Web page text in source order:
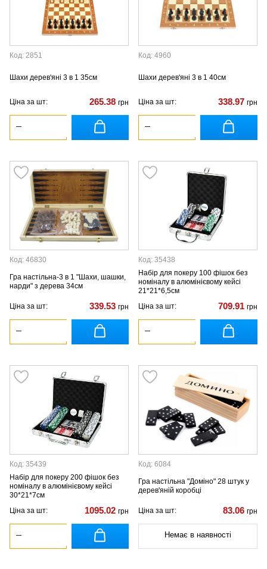
Код: 2851
Шахи дерев'яні 3 в 1 35см
Ціна за шт: 265.38 грн
Код: 4960
Шахи дерев'яні 3 в 1 40см
Ціна за шт: 338.97 грн
Код: 46830
Гра настільна-3 в 1 "Шахи, шашки,
нарди" з дерева 34см
Ціна за шт: 339.53 грн
Код: 35438
Набір для покеру 100 фішок без
номіналу в алюмінієвому кейсі
21*21*6,5см
Ціна за шт:
709.91 грн
Код: 35439
Набір для покеру 200 фішок без
номіналу в алюмінієвому кейсі
30*21*7см
Ціна за шт:
1095.02 грн
Код: 6084
Гра настільна "Доміно" 28 штук у
дерев'яній коробці
Ціна за шт: 83.06 грн
Немає в наявності